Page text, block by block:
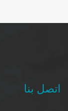
اتصل بنا